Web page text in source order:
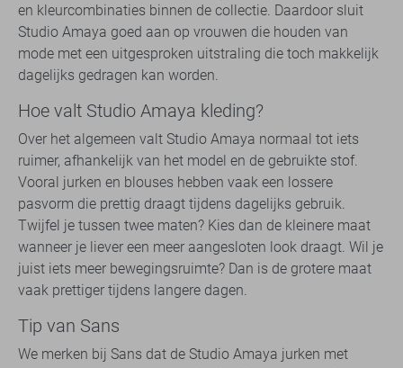
en kleurcombinaties binnen de collectie. Daardoor sluit
Studio Amaya goed aan op vrouwen die houden van
mode met een uitgesproken uitstraling die toch makkelijk
dagelijks gedragen kan worden.
Hoe valt Studio Amaya kleding?
Over het algemeen valt Studio Amaya normaal tot iets
ruimer, afhankelijk van het model en de gebruikte stof.
Vooral jurken en blouses hebben vaak een lossere
pasvorm die prettig draagt tijdens dagelijks gebruik.
Twijfel je tussen twee maten? Kies dan de kleinere maat
wanneer je liever een meer aangesloten look draagt. Wil je
juist iets meer bewegingsruimte? Dan is de grotere maat
vaak prettiger tijdens langere dagen.
Tip van Sans
We merken bij Sans dat de Studio Amaya jurken met